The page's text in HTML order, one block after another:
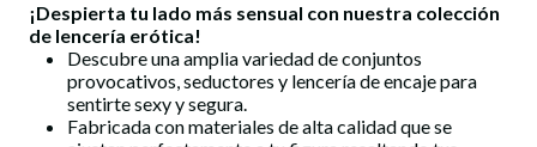
¡Despierta tu lado más sensual con nuestra colección
de lencería erótica!
Descubre una amplia variedad de conjuntos
provocativos, seductores y lencería de encaje para
sentirte sexy y segura.
Fabricada con materiales de alta calidad que se